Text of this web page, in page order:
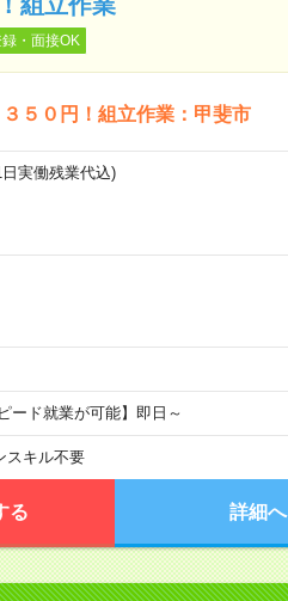
・面接OK
５０円！組立作業：甲斐市
実働残業代込)
ード就業が可能】即日～
スキル不要
る 詳細へ